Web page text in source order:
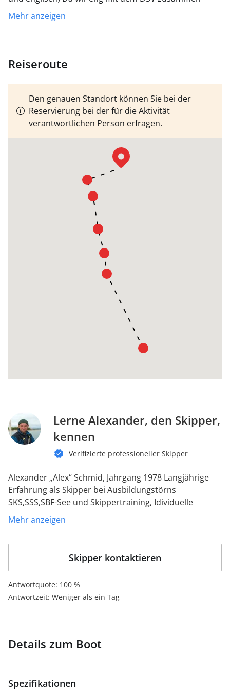
arbeiten,
Ist die Anmeldung und Prüfung zum SKS
auch kurzfristig möglich.
Mehr anzeigen
Reiseroute
Den genauen Standort können Sie bei der
Reservierung bei der für die Aktivität
verantwortlichen Person erfragen.
Lerne Alexander, den Skipper,
kennen
Verifizierte professioneller Skipper
Alexander „Alex“ Schmid, Jahrgang 1978 Langjährige
Erfahrung als Skipper bei Ausbildungstörns
SKS,SSS,SBF-See und Skippertraining, Idividuelle
Urlaubstörns weltweit.Törnberatung und Skipper für
ihren Urlaubstörn,
Mehr anzeigen
Skipper kontaktieren
Antwortquote: 100 %
Antwortzeit: Weniger als ein Tag
Details zum Boot
Spezifikationen